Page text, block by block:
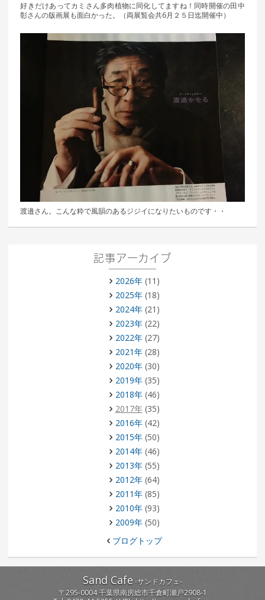
好きだけあってカミさん多肉植物に同化してますね！同時開催の田中
彰さんの版画展も面白かった。（両展覧会共6月２５日迄開催中）
渡邉さん。こんな粋で風韻のあるジジイになりたいものです・・
記事アーカイブ
2026年(11)
2025年(18)
2024年(21)
2023年(22)
2022年(27)
2021年(28)
2020年(30)
2019年(35)
2018年(46)
2017年(35)
2016年(42)
2015年(50)
2014年(46)
2013年(55)
2012年(64)
2011年(85)
2010年(93)
2009年(50)
ブログトップ
Sand Cafe-サンドカフェ-
〒295-0004 千葉県南房総市千倉町瀬戸2908-1